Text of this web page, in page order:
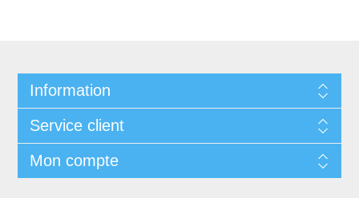
Information
Service client
Mon compte